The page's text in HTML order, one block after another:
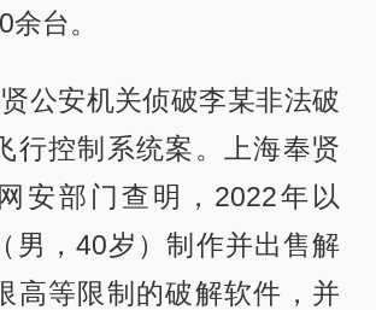
台。
公安机关侦破李某非法破
行控制系统案。上海奉贤
安部门查明，2022年以
男，40岁）制作并出售解
高等限制的破解软件，并